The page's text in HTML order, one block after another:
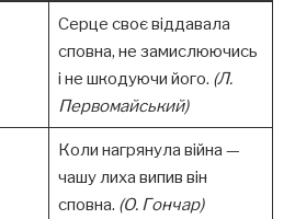
Серце своє віддавала
сповна, не замислюючись
і не шкодуючи його. (Л.
Первомайський)
Коли нагрянула війна —
чашу лиха випив він
сповна. (О. Гончар)